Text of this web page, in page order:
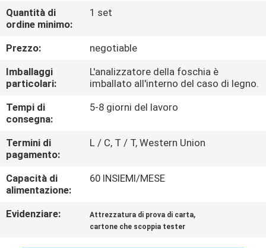
CONTROLLO
DI
QUALITÀ
CONTATTICI
NOTIZIE
RICHIEDA
UNA
Quantità di
ordine minimo:
1 set
Prezzo:
negotiable
Imballaggi
particolari:
L'analizzatore della foschia è
imballato all'interno del caso di legno.
Tempi di
consegna:
5-8 giorni del lavoro
Termini di
pagamento:
L / C, T / T, Western Union
Capacità di
alimentazione:
60 INSIEMI/MESE
Evidenziare: Attrezzatura di prova di carta,
cartone che scoppia tester